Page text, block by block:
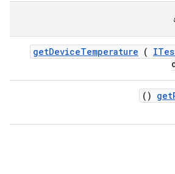
getDeviceTemperature (
get
()